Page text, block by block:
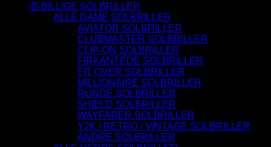
🤑 BILLIGE SOLBRILLER
ALLE DAME SOLBRILLER
AVIATOR SOLBRILLER
CLUBMASTER SOLBRILLER
CLIP-ON SOLBRILLER
FIRKANTEDE SOLBRILLER
FIT OVER SOLBRILLER
MILLIONAIRE SOLBRILLER
RUNDE SOLBRILLER
SHIELD SOLBRILLER
WAYFARER SOLBRILLER
Y2K / RETRO / VINTAGE SOLBRILLER
ANDRE SOLBRILLER